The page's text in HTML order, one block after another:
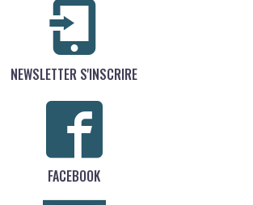
NEWSLETTER S'INSCRIRE
FACEBOOK